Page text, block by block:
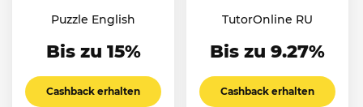
Puzzle English
Bis zu 15%
Cashback erhalten
TutorOnline RU
Bis zu 9.27%
Cashback erhalten